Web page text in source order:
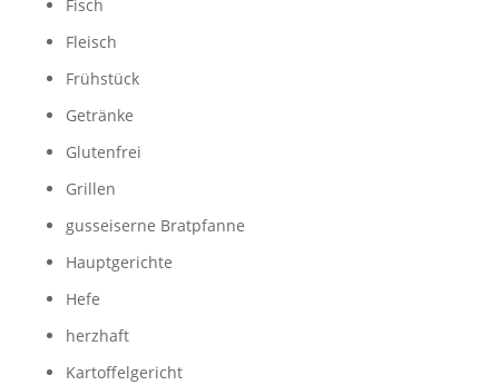
Fisch
Fleisch
Frühstück
Getränke
Glutenfrei
Grillen
gusseiserne Bratpfanne
Hauptgerichte
Hefe
herzhaft
Kartoffelgericht